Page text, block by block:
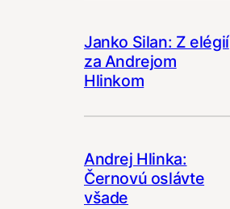
Janko Silan: Z elégií
za Andrejom
Hlinkom
Andrej Hlinka:
Černovú oslávte
všade